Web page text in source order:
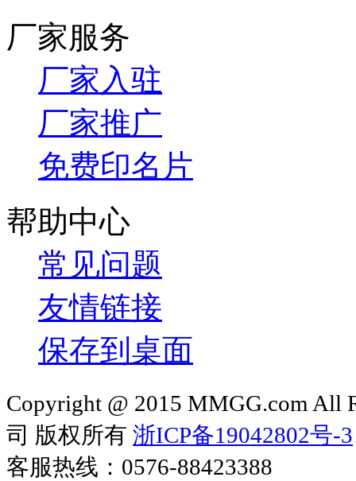
厂家服务
厂家入驻
厂家推广
免费印名片
帮助中心
常见问题
友情链接
保存到桌面
Copyright @ 2015 MMGG.com All
司 版权所有 浙ICP备19042802号-3
客服热线：0576-88423388